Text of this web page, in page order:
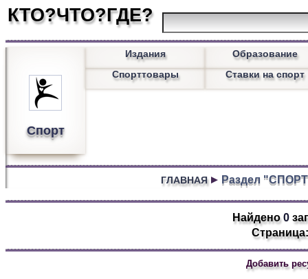
КТО?ЧТО?ГДЕ?
Спорт
Издания
Образование
Спорттовары
Ставки на спорт
ГЛАВНАЯ Раздел
Найдено0
Добавить